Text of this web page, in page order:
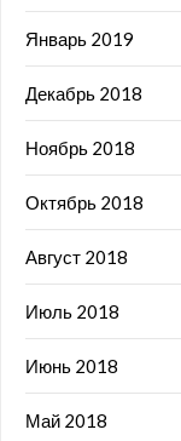
Январь 2019
Декабрь 2018
Ноябрь 2018
Октябрь 2018
Август 2018
Июль 2018
Июнь 2018
Май 2018